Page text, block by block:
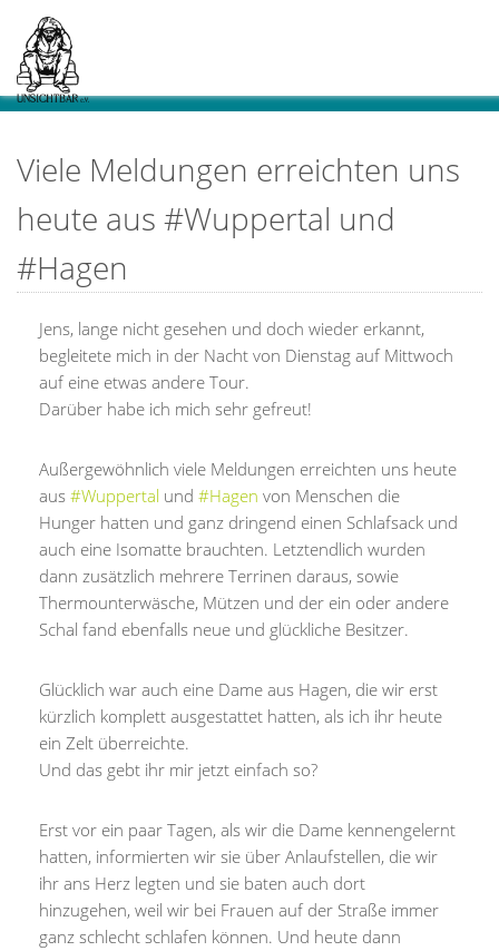
Viele Meldungen erreichten uns
heute aus #Wuppertal und
#Hagen
Jens, lange nicht gesehen und doch wieder erkannt,
begleitete mich in der Nacht von Dienstag auf Mittwoch
auf eine etwas andere Tour.
Darüber habe ich mich sehr gefreut!
Außergewöhnlich viele Meldungen erreichten uns heute
aus #Wuppertal und #Hagen von Menschen die
Hunger hatten und ganz dringend einen Schlafsack und
auch eine Isomatte brauchten. Letztendlich wurden
dann zusätzlich mehrere Terrinen daraus, sowie
Thermounterwäsche, Mützen und der ein oder andere
Schal fand ebenfalls neue und glückliche Besitzer.
Glücklich war auch eine Dame aus Hagen, die wir erst
kürzlich komplett ausgestattet hatten, als ich ihr heute
ein Zelt überreichte.
Und das gebt ihr mir jetzt einfach so?
Erst vor ein paar Tagen, als wir die Dame kennengelernt
hatten, informierten wir sie über Anlaufstellen, die wir
ihr ans Herz legten und sie baten auch dort
hinzugehen, weil wir bei Frauen auf der Straße immer
ganz schlecht schlafen können. Und heute dann